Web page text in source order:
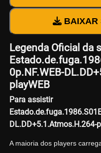
BAIXAR
Legenda Oficial da
0p.NF.WEB-
playWEB
Para assistir
DL.DD+5.1.Atmos.H.264-
A maioria dos players